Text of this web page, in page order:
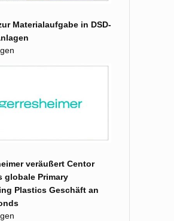
Materialaufgabe in DSD-
veräußert Centor
globale Primary
Plastics Geschäft an